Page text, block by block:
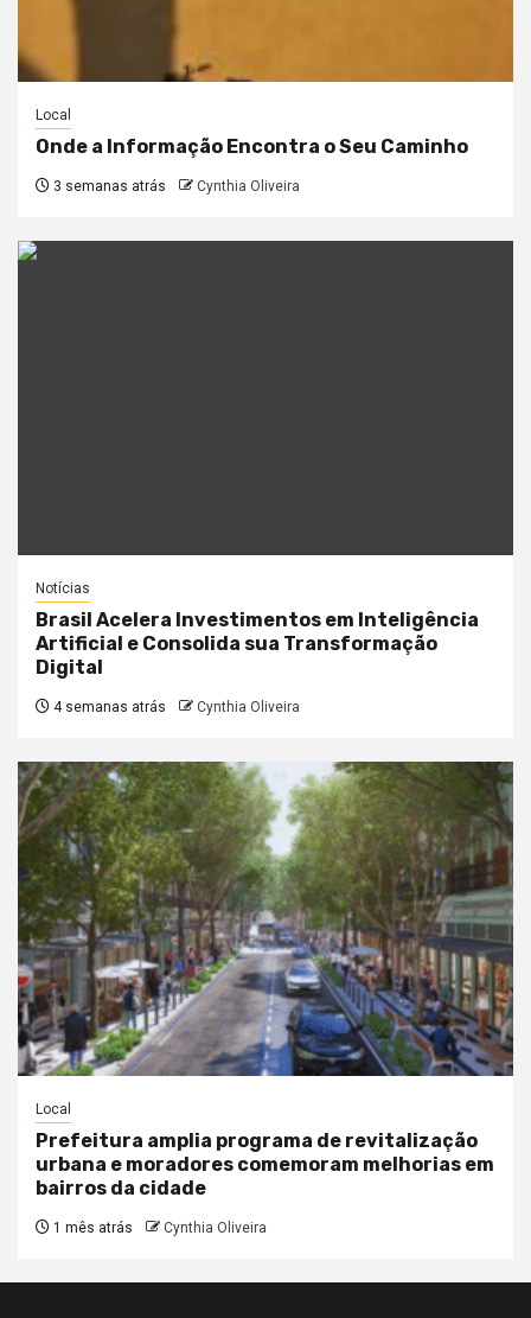
Local
Onde a Informação Encontra o Seu Caminho
3 semanas atrás Cynthia Oliveira
Notícias
Brasil Acelera Investimentos em Inteligência
Artificial e Consolida sua Transformação
Digital
4 semanas atrás Cynthia Oliveira
Local
Prefeitura amplia programa de revitalização
urbana e moradores comemoram melhorias em
bairros da cidade
1 mês atrás Cynthia Oliveira